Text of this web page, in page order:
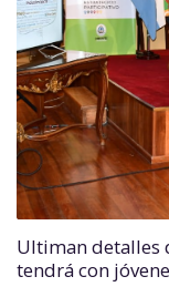
Ultiman detalles
tendrá con